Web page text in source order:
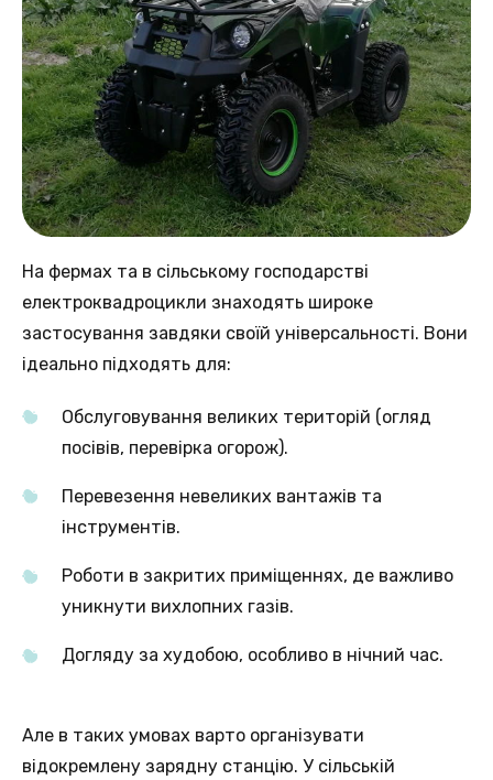
На фермах та в сільському господарстві
електроквадроцикли знаходять широке
застосування завдяки своїй універсальності. Вони
ідеально підходять для:
Обслуговування великих територій (огляд
посівів, перевірка огорож).
Перевезення невеликих вантажів та
інструментів.
Роботи в закритих приміщеннях, де важливо
уникнути вихлопних газів.
Догляду за худобою, особливо в нічний час.
Але в таких умовах варто організувати
відокремлену зарядну станцію. У сільській